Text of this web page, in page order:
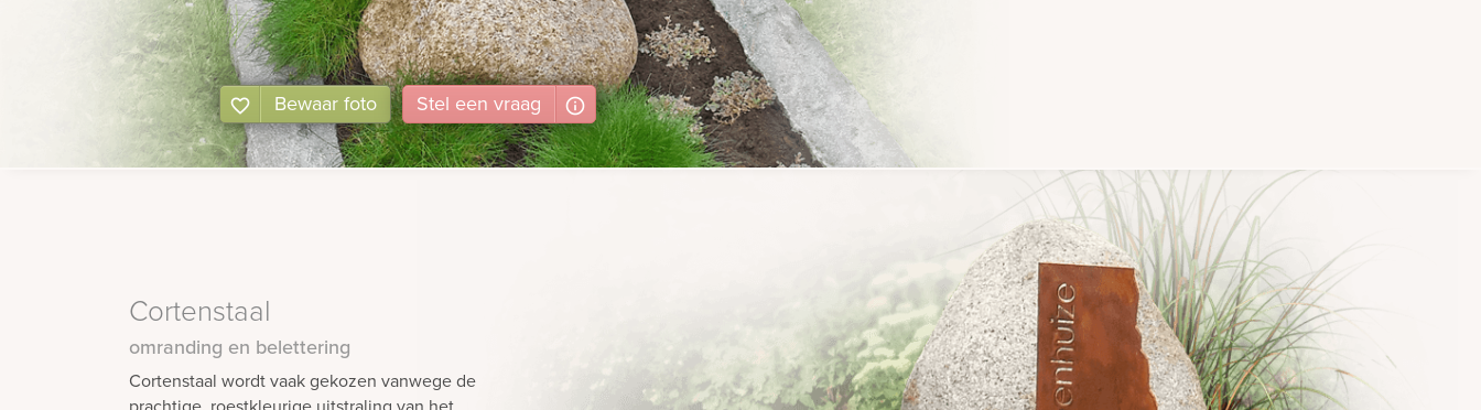
Bewaar foto Stel een vraag
Cortenstaal
omranding en belettering
Cortenstaal wordt vaak gekozen vanwege de